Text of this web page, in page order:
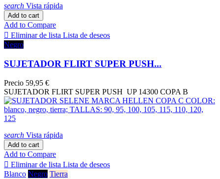
search Vista rápida
Add to cart
Add to Compare
 Eliminar de lista Lista de deseos
Negro
SUJETADOR FLIRT SUPER PUSH...
Precio 59,95 €
SUJETADOR FLIRT SUPER PUSH UP 14300 COPA B
search Vista rápida
Add to cart
Add to Compare
 Eliminar de lista Lista de deseos
Blanco Negro Tierra